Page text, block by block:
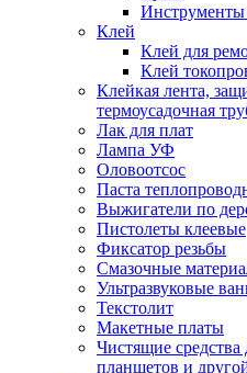
Инструменты
Клей
Клей для
Клей
Клейкая лента,
термоусадочная
Лак для плат
Лампа УФ
Оловоотсос
Паста
Выжигатели по
Пистолеты клеевые
Фиксатор резьбы
Смазочные
Ультразвуковые
Текстолит
Макетные платы
Чистящие средства
планшетов и